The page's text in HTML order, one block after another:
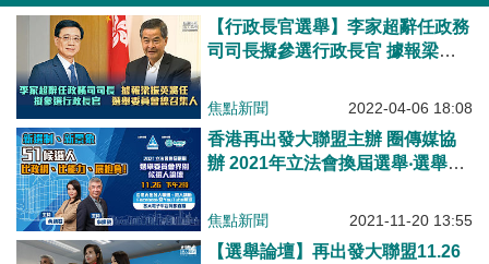
【行政長官選舉】李家超辭任政務
司司長擬參選行政長官 據報梁振
焦點新聞 2022-04-06 18:08
香港再出發大聯盟主辦 圈傳媒協
辦 2021年立法會換屆選舉‧選舉委
焦點新聞 2021-11-20 13:55
【選舉論壇】再出發大聯盟11.26